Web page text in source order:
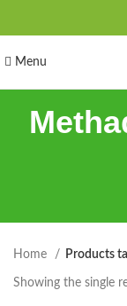
Menu
Home Products
Showing the single